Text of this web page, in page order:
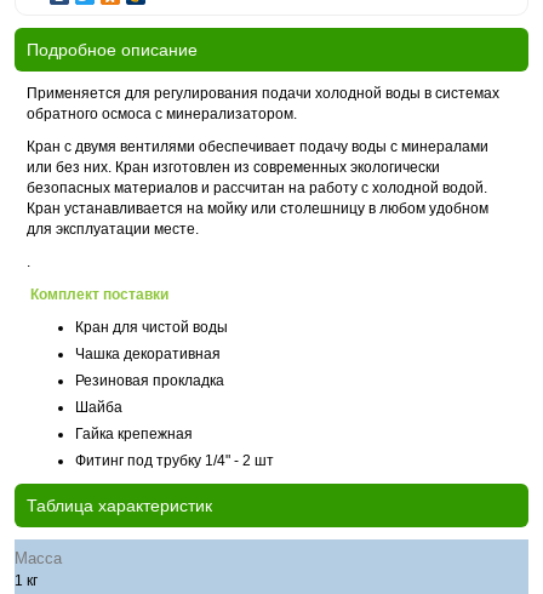
Подробное описание
Применяется для регулирования подачи холодной воды в системах
обратного осмоса с минерализатором.
Кран с двумя вентилями обеспечивает подачу воды с минералами
или без них. Кран изготовлен из современных экологически
безопасных материалов и рассчитан на работу с холодной водой.
Кран устанавливается на мойку или столешницу в любом удобном
для эксплуатации месте.
.
Комплект поставки
Кран для чистой воды
Чашка декоративная
Резиновая прокладка
Шайба
Гайка крепежная
Фитинг под трубку 1/4" - 2 шт
Таблица характеристик
Масса
1 кг